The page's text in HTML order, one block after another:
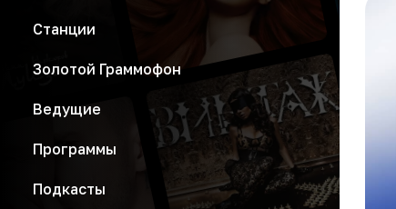
Станции
Золотой Граммофон
Ведущие
Программы
Подкасты